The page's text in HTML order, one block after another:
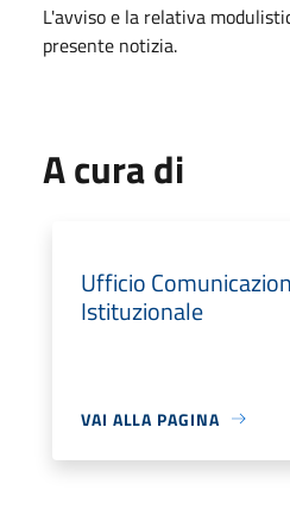
L'avviso e la relativa
presente notizia.
A cura di
Ufficio
Istituzionale
VAI ALLA PAGINA